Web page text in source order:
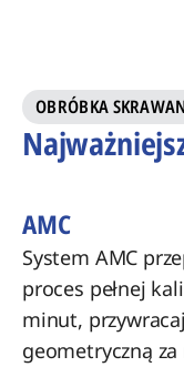
OBRÓBKA
AMC
System AMC
proces pełnej
minut,
geometryczną